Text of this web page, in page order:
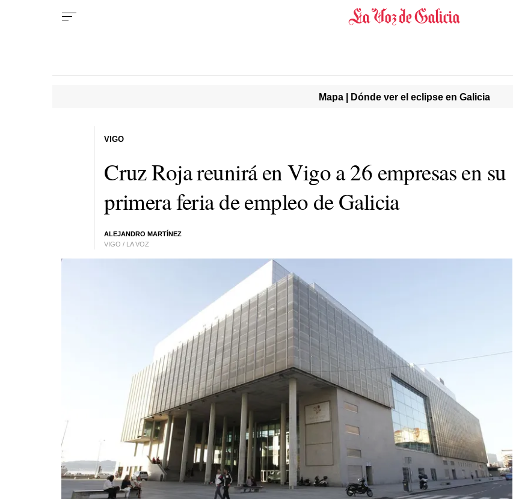
Mapa | Dónde ver el eclipse en Galicia
Cruz Roja reunirá en Vigo a 26 empresas en su
primera feria de empleo de Galicia
ALEJANDRO MARTÍNEZ
VIGO / LA VOZ
VIGO